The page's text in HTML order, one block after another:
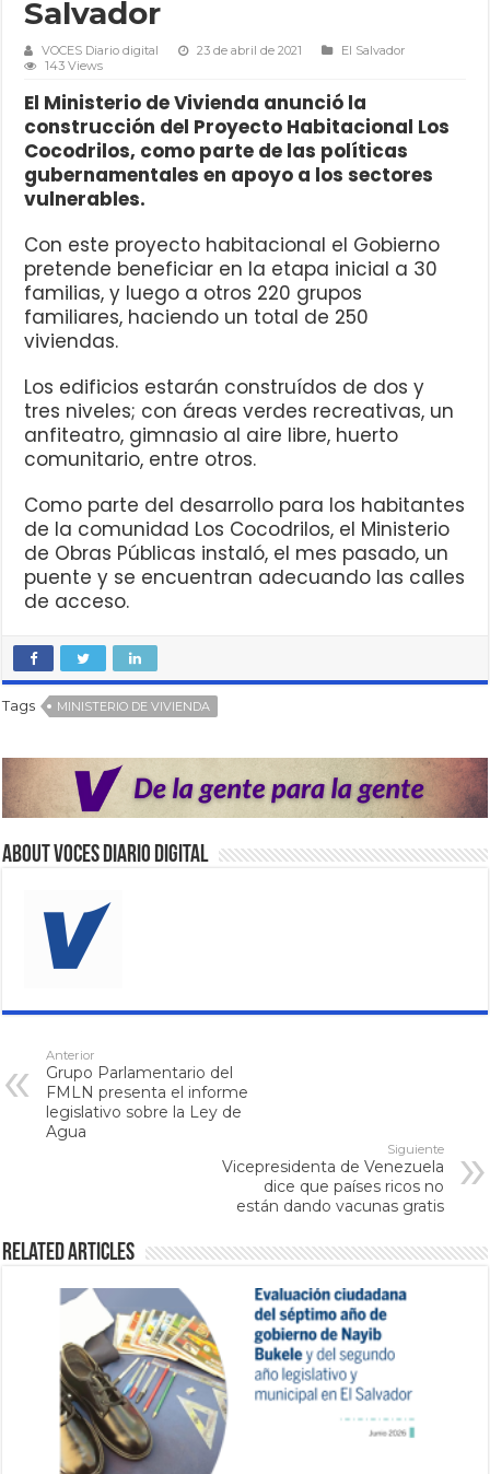
Salvador
VOCES Diario digital 23 de abril de 2021
El Salvador
143 Views
El Ministerio de Vivienda anunció la
construcción del Proyecto Habitacional Los
Cocodrilos, como parte de las políticas
gubernamentales en apoyo a los sectores
vulnerables.
Con este proyecto habitacional el Gobierno
pretende beneficiar en la etapa inicial a 30
familias, y luego a otros 220 grupos
familiares, haciendo un total de 250
viviendas.
Los edificios estarán construídos de dos y
tres niveles; con áreas verdes recreativas, un
anfiteatro, gimnasio al aire libre, huerto
comunitario, entre otros.
Como parte del desarrollo para los habitantes
de la comunidad Los Cocodrilos, el Ministerio
de Obras Públicas instaló, el mes pasado, un
puente y se encuentran adecuando las calles
de acceso.
Tags MINISTERIO DE VIVIENDA
About VOCES Diario digital
Anterior
Grupo Parlamentario del
FMLN presenta el informe
legislativo sobre la Ley de
Agua
Siguiente
Vicepresidenta de Venezuela
dice que países ricos no
están dando vacunas gratis
Related Articles